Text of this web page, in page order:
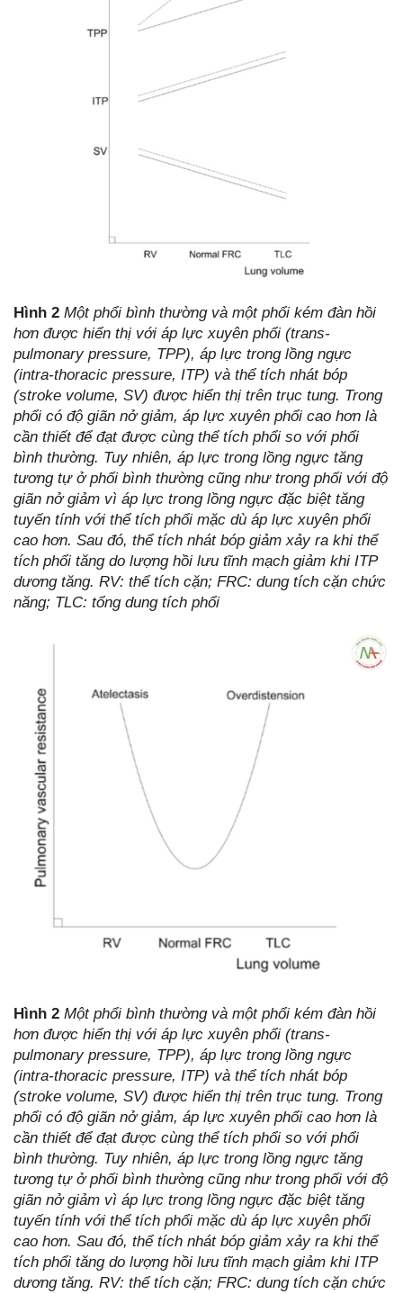
Hình 2 Một phổi bình thường và một phổi kém đàn hồi
hơn được hiển thị với áp lực xuyên phổi (trans-
pulmonary pressure, TPP), áp lực trong lồng ngực
(intra-thoracic pressure, ITP) và thể tích nhát bóp
(stroke volume, SV) được hiển thị trên trục tung. Trong
phổi có độ giãn nở giảm, áp lực xuyên phổi cao hơn là
cần thiết để đạt được cùng thể tích phổi so với phổi
bình thường. Tuy nhiên, áp lực trong lồng ngực tăng
tương tự ở phối bình thường cũng như trong phối với độ
giãn nở giảm vì áp lực trong lồng ngực đặc biệt tăng
tuyến tính với thể tích phổi mặc dù áp lực xuyên phổi
cao hơn. Sau đó, thể tích nhát bóp giảm xảy ra khi thể
tích phổi tăng do lượng hồi lưu tĩnh mạch giảm khi ITP
dương tăng. RV: thể tích cặn; FRC: dung tích cặn chức
năng; TLC: tổng dung tích phổi
Hình 2 Một phổi bình thường và một phổi kém đàn hồi
hơn được hiển thị với áp lực xuyên phổi (trans-
pulmonary pressure, TPP), áp lực trong lồng ngực
(intra-thoracic pressure, ITP) và thể tích nhát bóp
(stroke volume, SV) được hiển thị trên trục tung. Trong
phổi có độ giãn nở giảm, áp lực xuyên phổi cao hơn là
cần thiết để đạt được cùng thể tích phổi so với phổi
bình thường. Tuy nhiên, áp lực trong lồng ngực tăng
tương tự ở phối bình thường cũng như trong phối với độ
giãn nở giảm vì áp lực trong lồng ngực đặc biệt tăng
tuyến tính với thể tích phổi mặc dù áp lực xuyên phổi
cao hơn. Sau đó, thể tích nhát bóp giảm xảy ra khi thể
tích phổi tăng do lượng hồi lưu tĩnh mạch giảm khi ITP
dương tăng. RV: thể tích cặn; FRC: dung tích cặn chức